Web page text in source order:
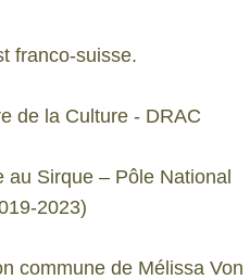
franco-suisse.
de la Culture - DRAC
Sirque – Pôle National
2023)
commune de Mélissa Von